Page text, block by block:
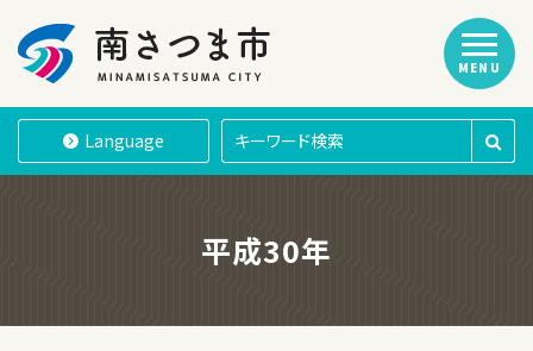
南さつま市
Language
MENU
平成30年